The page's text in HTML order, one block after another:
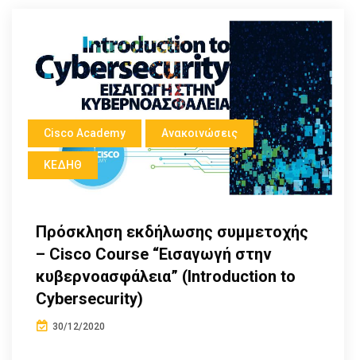
Cisco Academy Ανακοινώσεις
ΚΕΔΗΘ
Πρόσκληση εκδήλωσης συμμετοχής
– Cisco Course “Εισαγωγή στην
κυβερνοασφάλεια” (Introduction to
Cybersecurity)
30/12/2020